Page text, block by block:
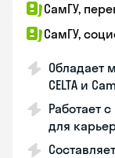
СамГУ,
СамГУ,
Обладает
CELTA и
Работает
для